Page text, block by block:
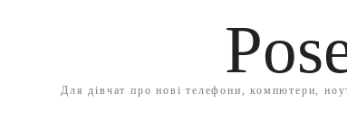
Для дівчат про нові телефони, компютери,